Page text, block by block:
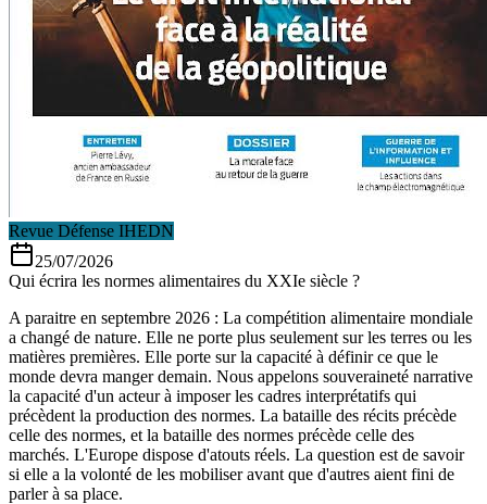
Revue Défense IHEDN
25/07/2026
Qui écrira les normes alimentaires du XXIe siècle ?
A paraitre en septembre 2026 : La compétition alimentaire mondiale
a changé de nature. Elle ne porte plus seulement sur les terres ou les
matières premières. Elle porte sur la capacité à définir ce que le
monde devra manger demain. Nous appelons souveraineté narrative
la capacité d'un acteur à imposer les cadres interprétatifs qui
précèdent la production des normes. La bataille des récits précède
celle des normes, et la bataille des normes précède celle des
marchés. L'Europe dispose d'atouts réels. La question est de savoir
si elle a la volonté de les mobiliser avant que d'autres aient fini de
parler à sa place.